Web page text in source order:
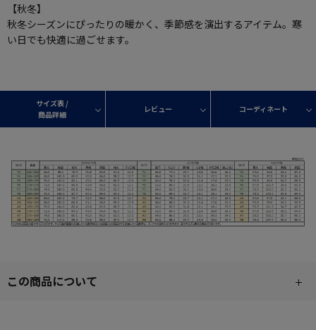
【秋冬】
秋冬シーズンにぴったりの暖かく、季節感を演出するアイテム。寒
い日でも快適に過ごせます。
サイズ表 /
商品詳細
レビュー コーディネート
この商品について